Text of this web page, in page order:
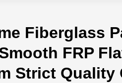
Fiberglass
FRP
Strict Quality